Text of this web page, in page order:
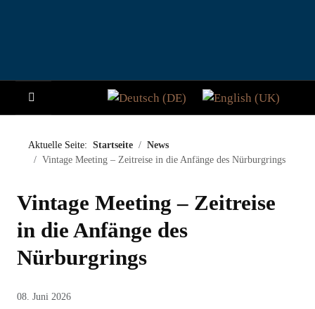
NEWS
STORY
BESUCHER
TEILNAHME
Sprache auswählen
Aktuelle Seite: Startseite
News
Vintage Meeting – Zeitreise in die Anfänge des Nürburgrings
Vintage Meeting – Zeitreise
in die Anfänge des
Nürburgrings
08. Juni 2026